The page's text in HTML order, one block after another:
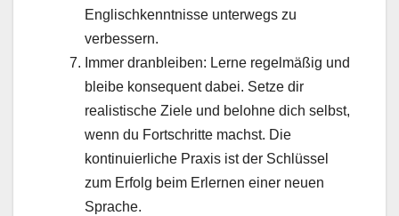
Englischkenntnisse unterwegs zu
verbessern.
Immer dranbleiben: Lerne regelmäßig und
bleibe konsequent dabei. Setze dir
realistische Ziele und belohne dich selbst,
wenn du Fortschritte machst. Die
kontinuierliche Praxis ist der Schlüssel
zum Erfolg beim Erlernen einer neuen
Sprache.